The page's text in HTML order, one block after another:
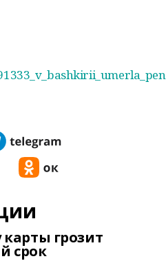
карты грозит
срок